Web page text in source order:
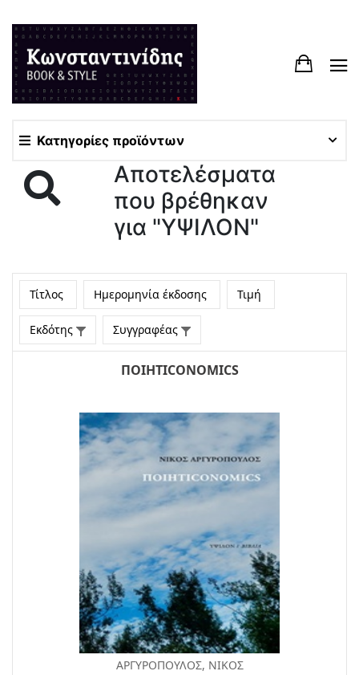
Κατηγορίες προϊόντων
Αποτελέσματα
που βρέθηκαν
για "ΥΨΙΛΟΝ"
Τίτλος Ημερομηνία έκδοσης Τιμή
Εκδότης Συγγραφέας
ΠΟΙΗΤΙCONOMICS
ΑΡΓΥΡΟΠΟΥΛΟΣ, ΝΙΚΟΣ